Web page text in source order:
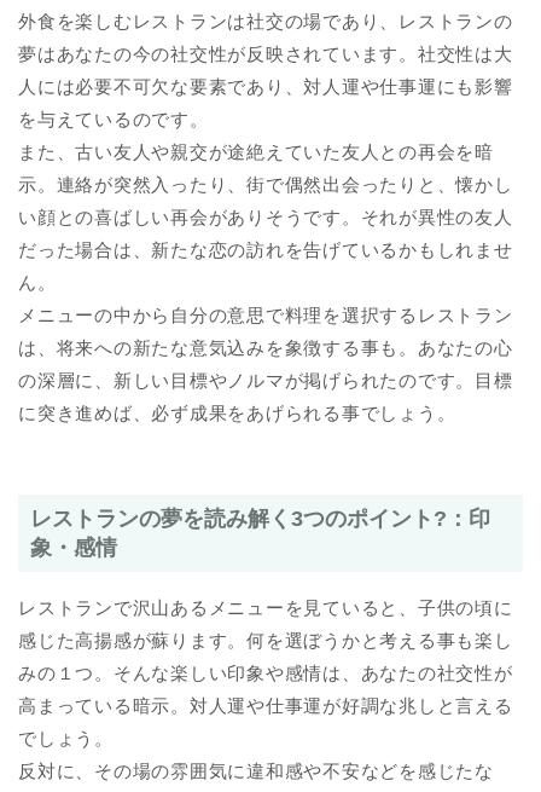
外食を楽しむレストランは社交の場であり、レストランの
夢はあなたの今の社交性が反映されています。社交性は大
人には必要不可欠な要素であり、対人運や仕事運にも影響
を与えているのです。
また、古い友人や親交が途絶えていた友人との再会を暗
示。連絡が突然入ったり、街で偶然出会ったりと、懐かし
い顔との喜ばしい再会がありそうです。それが異性の友人
だった場合は、新たな恋の訪れを告げているかもしれませ
ん。
メニューの中から自分の意思で料理を選択するレストラン
は、将来への新たな意気込みを象徴する事も。あなたの心
の深層に、新しい目標やノルマが掲げられたのです。目標
に突き進めば、必ず成果をあげられる事でしょう。
レストランの夢を読み解く3つのポイント?：印
象・感情
レストランで沢山あるメニューを見ていると、子供の頃に
感じた高揚感が蘇ります。何を選ぼうかと考える事も楽し
みの１つ。そんな楽しい印象や感情は、あなたの社交性が
高まっている暗示。対人運や仕事運が好調な兆しと言える
でしょう。
反対に、その場の雰囲気に違和感や不安などを感じたな